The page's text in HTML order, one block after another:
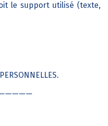
le support utilisé (texte,